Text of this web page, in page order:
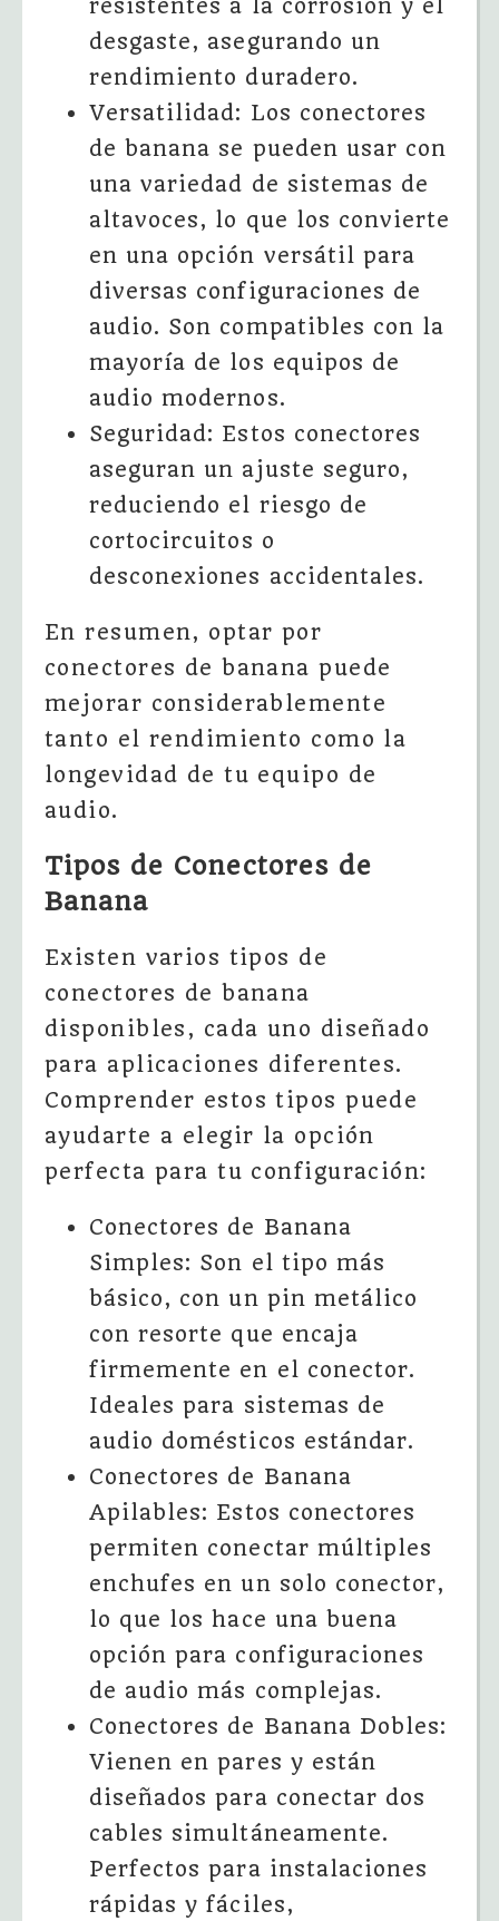
resistentes a la corrosión y el
desgaste, asegurando un
rendimiento duradero.
Versatilidad: Los conectores
de banana se pueden usar con
una variedad de sistemas de
altavoces, lo que los convierte
en una opción versátil para
diversas configuraciones de
audio. Son compatibles con la
mayoría de los equipos de
audio modernos.
Seguridad: Estos conectores
aseguran un ajuste seguro,
reduciendo el riesgo de
cortocircuitos o
desconexiones accidentales.
En resumen, optar por
conectores de banana puede
mejorar considerablemente
tanto el rendimiento como la
longevidad de tu equipo de
audio.
Tipos de Conectores de
Banana
Existen varios tipos de
conectores de banana
disponibles, cada uno diseñado
para aplicaciones diferentes.
Comprender estos tipos puede
ayudarte a elegir la opción
perfecta para tu configuración:
Conectores de Banana
Simples: Son el tipo más
básico, con un pin metálico
con resorte que encaja
firmemente en el conector.
Ideales para sistemas de
audio domésticos estándar.
Conectores de Banana
Apilables: Estos conectores
permiten conectar múltiples
enchufes en un solo conector,
lo que los hace una buena
opción para configuraciones
de audio más complejas.
Conectores de Banana Dobles:
Vienen en pares y están
diseñados para conectar dos
cables simultáneamente.
Perfectos para instalaciones
rápidas y fáciles,